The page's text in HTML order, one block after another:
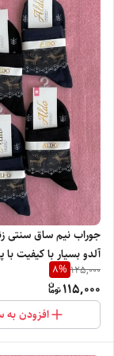
جوراب نیم ساق سنتی
آلدو بسیار با کیفیت
و راحت
125,000
8%
115,000
افزودن به